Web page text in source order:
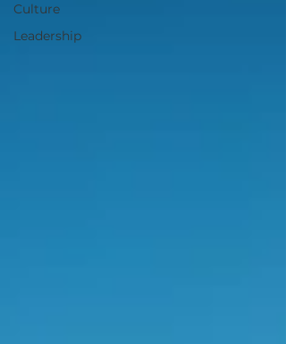
Culture
Leadership